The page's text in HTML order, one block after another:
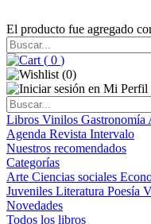
El producto fue agregado
( 0 )
(0)
Libros Vinilos Gastronomía
Agenda Revista Intervalo
Nuestros recomendados
Categorías
Arte Ciencias sociales
Juveniles Literatura Poesía
Novedades
Todos los libros